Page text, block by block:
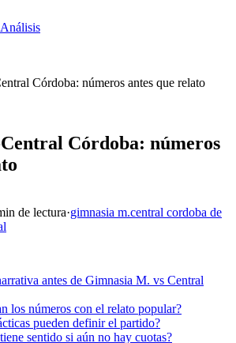
Análisis
Córdoba: números antes que relato
Córdoba: números
de lectura·gimnasia m.central cordoba de
antes de Gimnasia M. vs Central
los números con el relato popular?
pueden definir el partido?
sentido si aún no hay cuotas?